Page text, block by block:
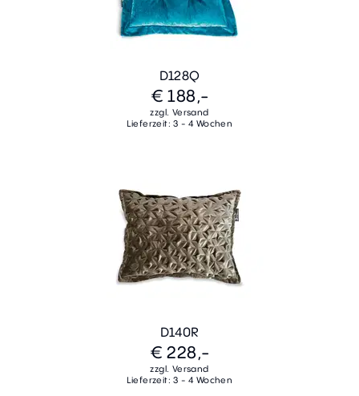
D128Q
€ 188,-
zzgl. Versand
Lieferzeit: 3 - 4 Wochen
D140R
€ 228,-
zzgl. Versand
Lieferzeit: 3 - 4 Wochen